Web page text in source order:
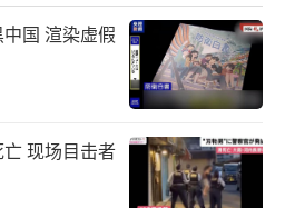
国 渲染虚假
现场目击者